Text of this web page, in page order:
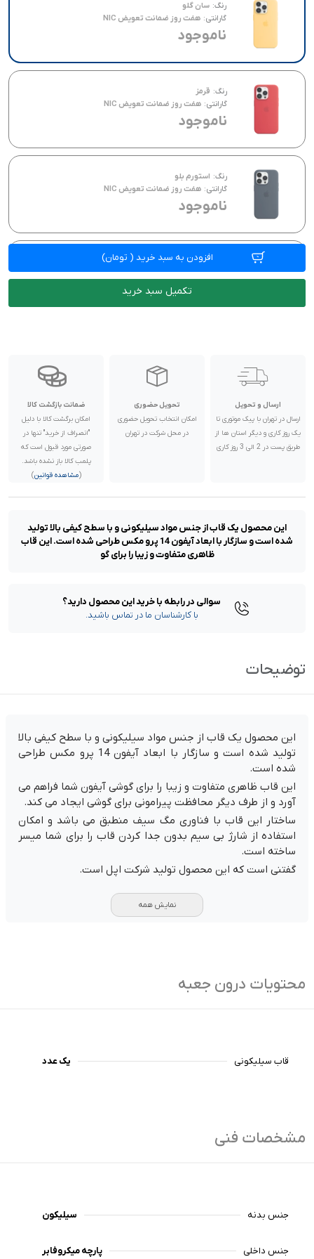
رنگ: سان گلو
گارانتی: هفت روز ضمانت تعویض NIC
ناموجود
رنگ: قرمز
گارانتی: هفت روز ضمانت تعویض NIC
ناموجود
رنگ: استورم بلو
گارانتی: هفت روز ضمانت تعویض NIC
ناموجود
رنگ:ساکیولنت
گارانتی:هفت روز ضمانت تعویض NIC
ناموجود
رنگ:
گارانتی:
گارانتی:هفت روز ضمانت تعویض NIC
ناموجود
رنگ:چاک پینک
هفت روز ضمانت تعویض NIC
افزودن به سبد خرید ( تومان)
تکمیل سبد خرید
ارسال و تحویل
ارسال در تهران با پیک موتوری تا
یک روز کاری و دیگر استان ها از
طریق پست در 2 الی 3 روز کاری
تحویل حضوری
امکان انتخاب تحویل حضوری
در محل شرکت در تهران
ضمانت بازگشت کالا
امکان برگشت کالا با دلیل
"انصراف از خرید" تنها در
صورتی مورد قبول است که
پلمب کالا باز نشده باشد.
(مشاهده قوانین)
این محصول یک قاب از جنس مواد سیلیکونی و با سطح کیفی بالا تولید
شده است و سازگار با ابعاد آیفون 14 پرو مکس طراحی شده است. این قاب
ظاهری متفاوت و زیبا را برای گو
سوالی در رابطه با خرید این محصول دارید؟
با کارشناسان ما در تماس باشید.
توضیحات
این محصول یک قاب از جنس مواد سیلیکونی و با سطح کیفی بالا
تولید شده است و سازگار با ابعاد آیفون 14 پرو مکس طراحی
شده است.
این قاب ظاهری متفاوت و زیبا را برای گوشی آیفون شما فراهم می
آورد و از طرف دیگر محافظت پیرامونی برای گوشی ایجاد می کند.
ساختار این قاب با فناوری مگ سیف منطبق می باشد و امکان
استفاده از شارژ بی سیم بدون جدا کردن قاب را برای شما میسر
ساخته است.
گفتنی است که این محصول تولید شرکت اپل است.
نمایش همه
محتویات درون جعبه
قاب سیلیکونی یک عدد
مشخصات فنی
جنس بدنه سیلیکون
جنس داخلی پارچه میکروفابر